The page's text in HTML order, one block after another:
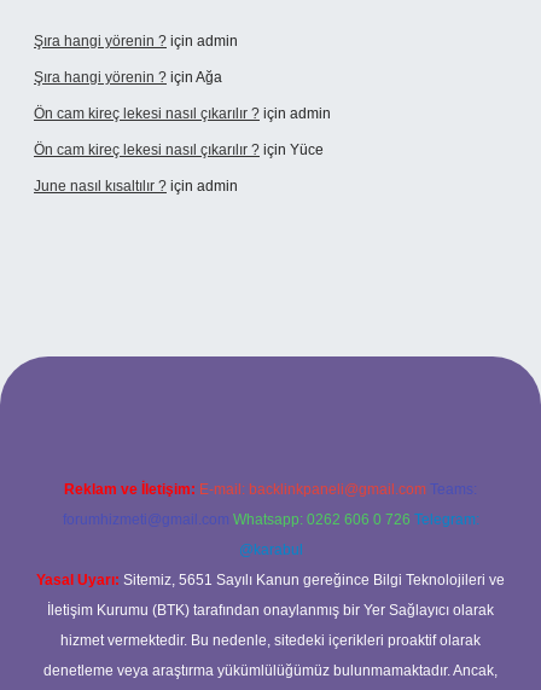
Şıra hangi yörenin ? için admin
Şıra hangi yörenin ? için Ağa
Ön cam kireç lekesi nasıl çıkarılır ? için admin
Ön cam kireç lekesi nasıl çıkarılır ? için Yüce
June nasıl kısaltılır ? için admin
giriş
Reklam ve İletişim: E-mail: backlinkpaneli@gmail.com Teams:
forumhizmeti@gmail.com Whatsapp: 0262 606 0 726 Telegram:
@karabul
Yasal Uyarı: Sitemiz, 5651 Sayılı Kanun gereğince Bilgi Teknolojileri ve
İletişim Kurumu (BTK) tarafından onaylanmış bir Yer Sağlayıcı olarak
hizmet vermektedir. Bu nedenle, sitedeki içerikleri proaktif olarak
denetleme veya araştırma yükümlülüğümüz bulunmamaktadır. Ancak,